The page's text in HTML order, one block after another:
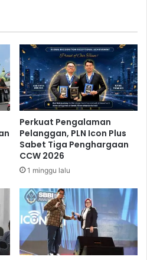
Perkuat Pengalaman
Pelanggan, PLN Icon Plus
Sabet Tiga Penghargaan
CCW 2026
1 minggu lalu